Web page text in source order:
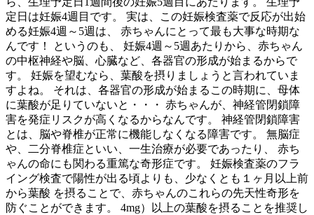
定日は妊娠4週目です。 実は、この妊娠検査薬で反応が出始
める妊娠4週～5週は、 赤ちゃんにとって最も大事な時期な
んです！ というのも、 妊娠4週～5週あたりから、赤ちゃん
の中枢神経や脳、心臓など、各器官の形成が始まるからで
す。 妊娠を望むなら、葉酸を摂りましょうと言われていま
すよね。 それは、各器官の形成が始まるこの時期に、母体
に葉酸が足りていないと・・・ 赤ちゃんが、神経管閉鎖障
害を発症リスクが高くなるからなんです。 神経管閉鎖障害
とは、脳や脊椎が正常に機能しなくなる障害です。 無脳症
や、二分脊椎症といい、一生治療が必要であったり、 赤ち
ゃんの命にも関わる重篤な奇形症です。 妊娠検査薬のフラ
イング検査で陽性が出る頃よりも、少なくとも１ヶ月以上前
から葉酸 を摂ることで、赤ちゃんのこれらの先天性奇形を
防ぐことができます。 4mg）以上の葉酸を摂ることを推奨し